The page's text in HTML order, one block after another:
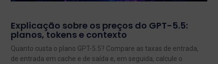
Explicação sobre os preços do GPT-5.5:
planos, tokens e contexto
Quanto custa o plano GPT-5.5? Compare as taxas de entrada,
de entrada em cache e de saída e, em seguida, calcule o